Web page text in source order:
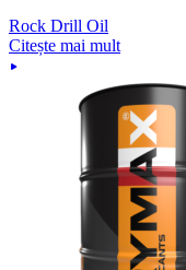
Rock Drill Oil
Citește mai mult